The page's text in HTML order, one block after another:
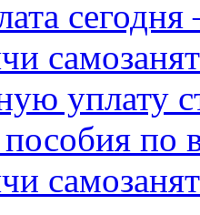
уплату
по